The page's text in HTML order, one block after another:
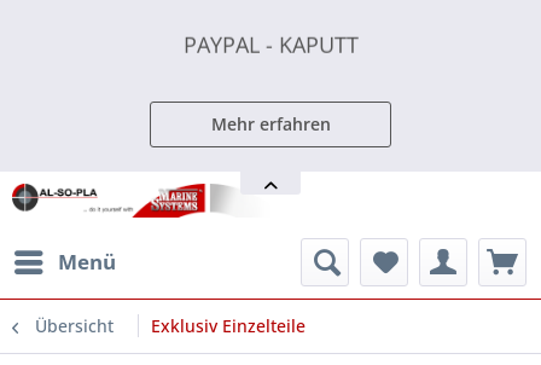
PAYPAL - KAPUTT
Mehr erfahren
Menü
Übersicht Exklusiv Einzelteile